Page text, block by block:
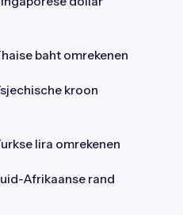
baht omrekenen
kroon
lira omrekenen
Afrikaanse rand